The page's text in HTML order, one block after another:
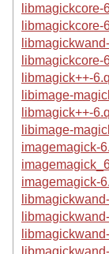
libmagickcore-
libmagickcore-
libmagickcore-
libmagick++-
libimage-
libmagick++-
libimage-
imagemagick-
imagemagick-